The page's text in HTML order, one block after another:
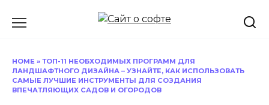
HOME » ТОП-11 НЕОБХОДИМЫХ ПРОГРАММ ДЛЯ
ЛАНДШАФТНОГО ДИЗАЙНА – УЗНАЙТЕ, КАК ИСПОЛЬЗОВАТЬ
САМЫЕ ЛУЧШИЕ ИНСТРУМЕНТЫ ДЛЯ СОЗДАНИЯ
ВПЕЧАТЛЯЮЩИХ САДОВ И ОГОРОДОВ